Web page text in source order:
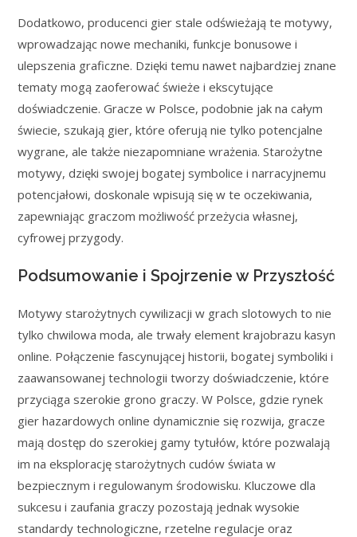
Dodatkowo, producenci gier stale odświeżają te motywy,
wprowadzając nowe mechaniki, funkcje bonusowe i
ulepszenia graficzne. Dzięki temu nawet najbardziej znane
tematy mogą zaoferować świeże i ekscytujące
doświadczenie. Gracze w Polsce, podobnie jak na całym
świecie, szukają gier, które oferują nie tylko potencjalne
wygrane, ale także niezapomniane wrażenia. Starożytne
motywy, dzięki swojej bogatej symbolice i narracyjnemu
potencjałowi, doskonale wpisują się w te oczekiwania,
zapewniając graczom możliwość przeżycia własnej,
cyfrowej przygody.
Podsumowanie i Spojrzenie w Przyszłość
Motywy starożytnych cywilizacji w grach slotowych to nie
tylko chwilowa moda, ale trwały element krajobrazu kasyn
online. Połączenie fascynującej historii, bogatej symboliki i
zaawansowanej technologii tworzy doświadczenie, które
przyciąga szerokie grono graczy. W Polsce, gdzie rynek
gier hazardowych online dynamicznie się rozwija, gracze
mają dostęp do szerokiej gamy tytułów, które pozwalają
im na eksplorację starożytnych cudów świata w
bezpiecznym i regulowanym środowisku. Kluczowe dla
sukcesu i zaufania graczy pozostają jednak wysokie
standardy technologiczne, rzetelne regulacje oraz